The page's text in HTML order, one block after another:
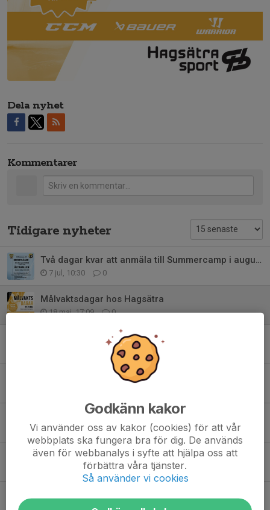
Dela nyhet
Kommentarer
Tidigare nyheter
Två dagar kvar att anmäla till Summercamp i augusti, födda 2014-2018
7 jul, 10:30 0
Målvaktsdagar hos Hagsätra
18 maj, 17:09 0
Ändrade parkeringsregler vid Ishallen/Stavan
Älta IF:s policy för sociala medier
Sammanfattning årsmötet
18 mar, 09:58 0
Hämta din utrustning innan helgen
4 mar, 16:57 0
13 feb, 15:45 0
Godkänn kakor
Vi använder oss av kakor (cookies) för att vår
webbplats ska fungera bra för dig. De används
även för webbanalys i syfte att hjälpa oss att
förbättra våra tjänster.
Så använder vi cookies